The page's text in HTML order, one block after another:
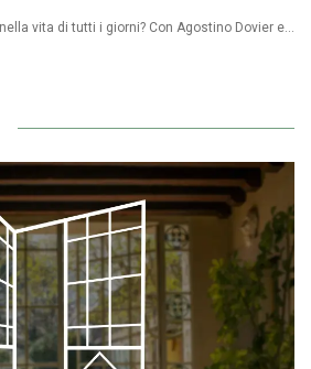
vita di tutti i giorni? Con Agostino Dovier e...